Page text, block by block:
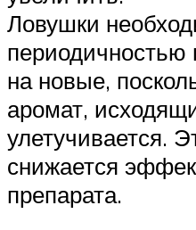
Ловушки
на новые,
аромат,
улетучивается.
снижается
препарата.